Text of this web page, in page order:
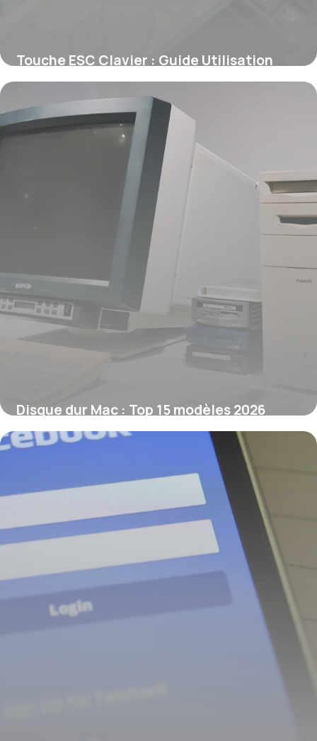
Touche ESC Clavier : Guide Utilisation
2026
11 juin 2026
Disque dur Mac : Top 15 modèles 2026
10 juin 2026